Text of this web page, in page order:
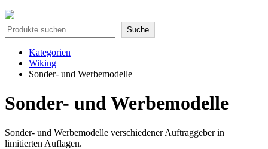
Suche Suche
Kategorien
Wiking
Sonder- und Werbemodelle
Sonder- und Werbemodelle
Sonder- und Werbemodelle verschiedener Auftraggeber in
limitierten Auflagen.